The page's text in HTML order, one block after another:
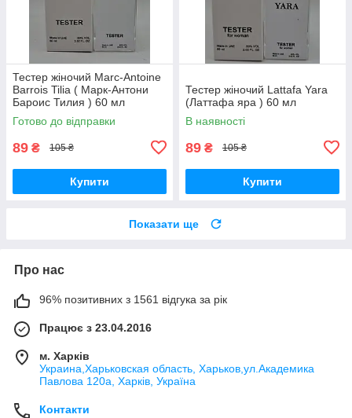
Тестер жіночий Marc-Antoine
Barrois Tilia ( Марк-Антони
Бароис Тилия ) 60 мл
Готово до відправки
89 ₴ 105 ₴
Купити
Тестер жіночий Lattafa Yara
(Латтафа яра ) 60 мл
В наявності
89 ₴ 105 ₴
Купити
Показати ще
Про нас
96% позитивних з 1561 відгука за рік
Працює з 23.04.2016
м. Харків
Украина,Харьковская область, Харьков,ул.Академика
Павлова 120а, Харків, Україна
Контакти